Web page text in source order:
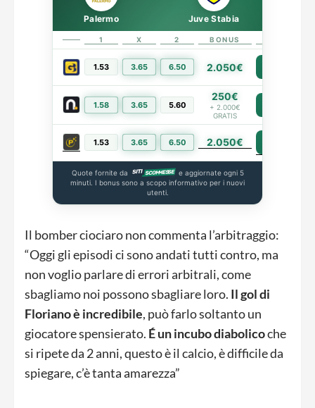
Palermo Juve Stabia
1 X 2 BONUS
1.53 3.65 6.50 2.050€
1.58 3.65 5.60
250€
+ 2.000€
GRATIS
1.53 3.65 6.50 2.050€
Quote fornite da
e aggiornate ogni 5
minuti. I bonus sono a scopo informativo per i nuovi
utenti.
Il bomber ciociaro non commenta l’arbitraggio:
“Oggi gli episodi ci sono andati tutti contro, ma
non voglio parlare di errori arbitrali, come
sbagliamo noi possono sbagliare loro. Il gol di
Floriano è incredibile, può farlo soltanto un
giocatore spensierato. É un incubo diabolicoche
si ripete da 2 anni, questo è il calcio, è difficile da
spiegare, c’è tanta amarezza”